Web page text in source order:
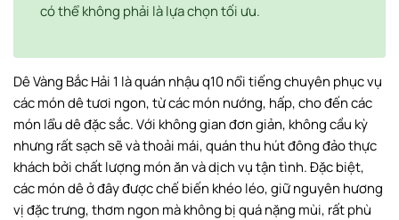
có thể không phải là lựa chọn tối ưu.
Dê Vàng Bắc Hải 1 là quán nhậu q10 nổi tiếng chuyên phục vụ
các món dê tươi ngon, từ các món nướng, hấp, cho đến các
món lẩu dê đặc sắc. Với không gian đơn giản, không cầu kỳ
nhưng rất sạch sẽ và thoải mái, quán thu hút đông đảo thực
khách bởi chất lượng món ăn và dịch vụ tận tình. Đặc biệt,
các món dê ở đây được chế biến khéo léo, giữ nguyên hương
vị đặc trưng, thơm ngon mà không bị quá nặng mùi, rất phù